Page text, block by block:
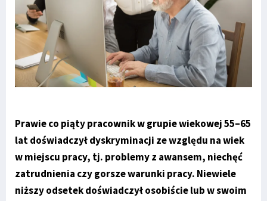
Prawie co piąty pracownik w grupie wiekowej 55–65
lat doświadczył dyskryminacji ze względu na wiek
w miejscu pracy, tj. problemy z awansem, niechęć
zatrudnienia czy gorsze warunki pracy. Niewiele
niższy odsetek doświadczył osobiście lub w swoim